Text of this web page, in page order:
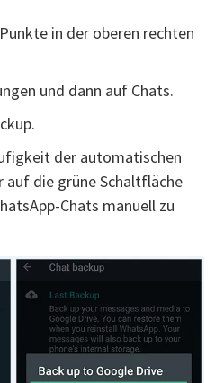
in der oberen rechten
und dann auf Chats.
der automatischen
auf die grüne Schaltfläche
Chats manuell zu